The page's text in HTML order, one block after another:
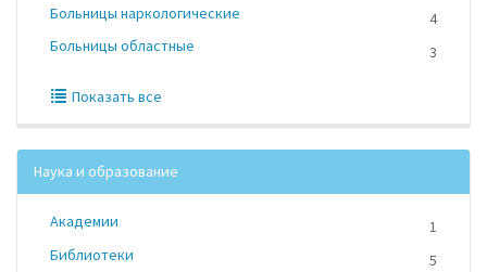
Больницы наркологические
4
Больницы областные
3
Показать все
Наука и образование
Академии
1
Библиотеки
5